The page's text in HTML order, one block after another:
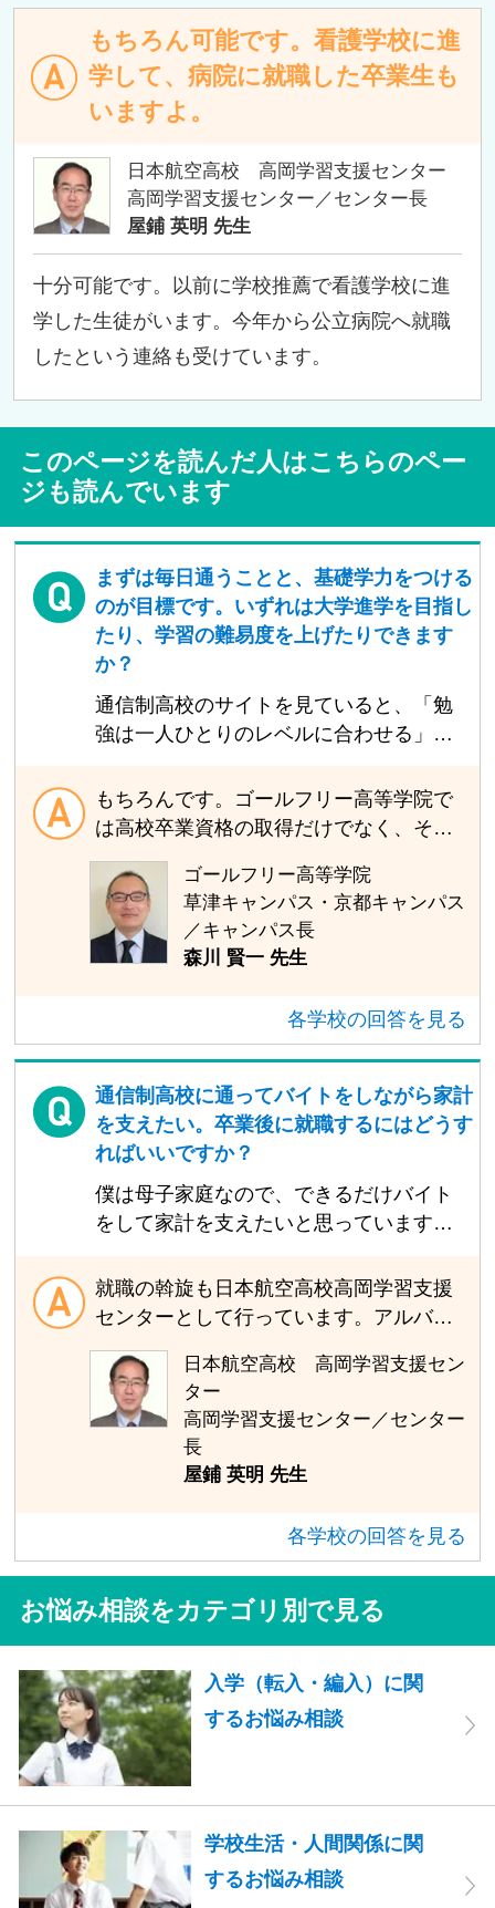
もちろん可能です。看護学校に進
学して、病院に就職した卒業生も
いますよ。
日本航空高校 高岡学習支援センター
高岡学習支援センター／センター長
屋鋪 英明 先生
十分可能です。以前に学校推薦で看護学校に進
学した生徒がいます。今年から公立病院へ就職
したという連絡も受けています。
このページを読んだ人はこちらのペー
ジも読んでいます
まずは毎日通うことと、基礎学力をつける
のが目標です。いずれは大学進学を目指し
たり、学習の難易度を上げたりできます
か？
通信制高校のサイトを見ていると、「勉
強は一人ひとりのレベルに合わせる」と
す。徐々に勉強ができるようになってき
て、生徒がレベルを上げたいと言った
行きたいから頑張りたいけど、まずは基
礎学力を固めて、毎日通えるようになる
のが目標です。
もちろんです。ゴールフリー高等学院で
は高校卒業資格の取得だけでなく、その
先の大学進学を見据えたサポートを各キ
ャンパスで行っています。母体は個別教
育のパイオニア・ゴールフリーなので独
自のノウハウを活かして、不登校が長か
った先輩たちも大学に進学しています。
ストの使い方などを詳しく知っている先
生がいますので、いつでも相談してくだ
さいね。
ゴールフリー高等学院
草津キャンパス・京都キャンパス
／キャンパス長
森川 賢一 先生
各学校の回答を見る
通信制高校に通ってバイトをしながら家計
を支えたい。卒業後に就職するにはどうす
ればいいですか？
僕は母子家庭なので、できるだけバイト
をして家計を支えたいと思っています。
行きたいのですが、通信制高校から就職
するには、どんな準備をすればいいです
就職の斡旋も日本航空高校高岡学習支援
センターとして行っています。アルバイ
トも許可しています。学校の許可証が必
要な場合は発行しますので、申し出てく
ださい。
日本航空高校 高岡学習支援セン
ター
高岡学習支援センター／センター
長
屋鋪 英明 先生
各学校の回答を見る
お悩み相談をカテゴリ別で見る
入学（転入・編入）に関
するお悩み相談
学校生活・人間関係に関
するお悩み相談